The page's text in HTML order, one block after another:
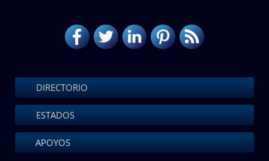
DIRECTORIO
ESTADOS
APOYOS